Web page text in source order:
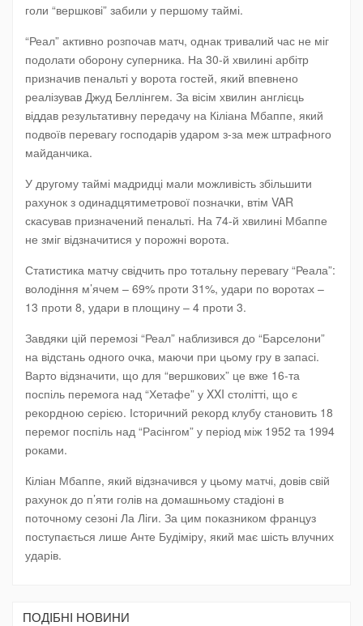
голи “вершкові” забили у першому таймі.
“Реал” активно розпочав матч, однак тривалий час не міг
подолати оборону суперника. На 30-й хвилині арбітр
призначив пенальті у ворота гостей, який впевнено
реалізував Джуд Беллінгем. За вісім хвилин англієць
віддав результативну передачу на Кіліана Мбаппе, який
подвоїв перевагу господарів ударом з-за меж штрафного
майданчика.
У другому таймі мадридці мали можливість збільшити
рахунок з одинадцятиметрової позначки, втім VAR
скасував призначений пенальті. На 74-й хвилині Мбаппе
не зміг відзначитися у порожні ворота.
Статистика матчу свідчить про тотальну перевагу “Реала”:
володіння м’ячем – 69% проти 31%, удари по воротах –
13 проти 8, удари в площину – 4 проти 3.
Завдяки цій перемозі “Реал” наблизився до “Барселони”
на відстань одного очка, маючи при цьому гру в запасі.
Варто відзначити, що для “вершкових” це вже 16-та
поспіль перемога над “Хетафе” у XXI столітті, що є
рекордною серією. Історичний рекорд клубу становить 18
перемог поспіль над “Расінгом” у період між 1952 та 1994
роками.
Кіліан Мбаппе, який відзначився у цьому матчі, довів свій
рахунок до п’яти голів на домашньому стадіоні в
поточному сезоні Ла Ліги. За цим показником француз
поступається лише Анте Будіміру, який має шість влучних
ударів.
ПОДIБНI НОВИНИ